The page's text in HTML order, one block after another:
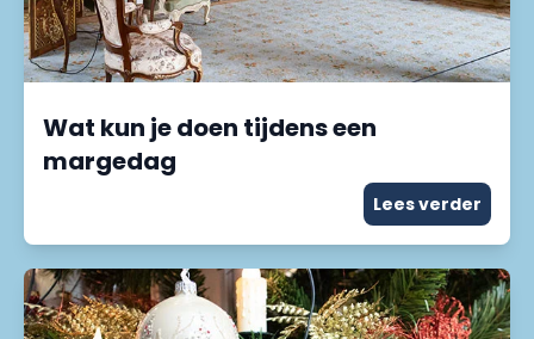
Wat kun je doen tijdens een
margedag
Lees verder